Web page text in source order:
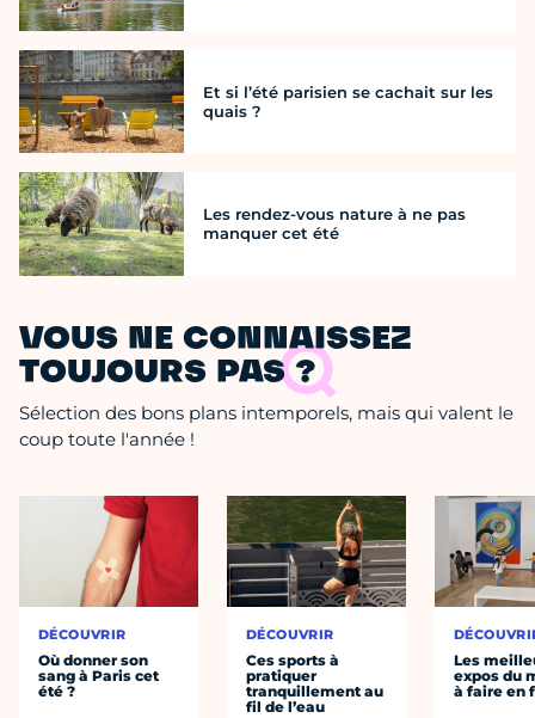
Et si l’été parisien se cachait sur les
quais ?
Les rendez-vous nature à ne pas
manquer cet été
VOUS NE CONNAISSEZ
TOUJOURS PAS ?
Sélection des bons plans intemporels, mais qui valent le
coup toute l'année !
DÉCOUVRIR
Où donner son
sang à Paris cet
été ?
DÉCOUVRIR
Ces sports à
pratiquer
tranquillement au
fil de l’eau
Les
expos du
à faire en